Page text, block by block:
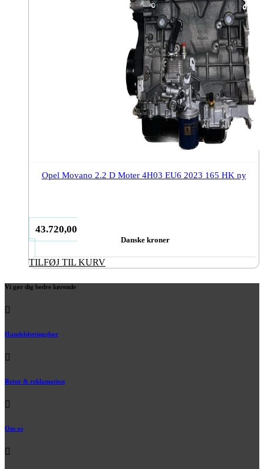
Opel Movano 2.2 D Moter 4H03 EU6 2023 165 HK ny
43.720,00
Danske kroner
TILFØJ TIL KURV
Vi gør dig bedre kørende
Handelsbetingelser
Retur & reklamation
Om os